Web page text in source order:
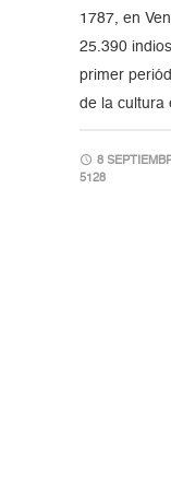
1787, en
25.390
primer
de la cultura
8
5128